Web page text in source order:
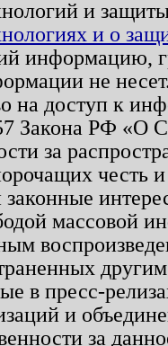
и
и о
информацию,
не
на доступ к
Закона РФ «О
за
честь
массовой
в пресс-
и
за